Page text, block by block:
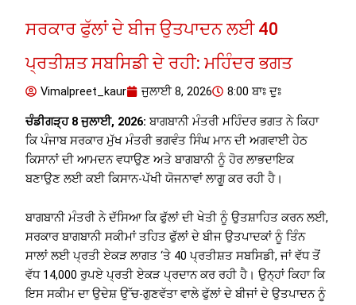
ਸਰਕਾਰ ਫੁੱਲਾਂ ਦੇ ਬੀਜ ਉਤਪਾਦਨ ਲਈ 40
ਪ੍ਰਤੀਸ਼ਤ ਸਬਸਿਡੀ ਦੇ ਰਹੀ: ਮਹਿੰਦਰ ਭਗਤ
Vimalpreet_kaur ਜੁਲਾਈ 8, 2026 8:00 ਬਾਃ ਦੁਃ
ਚੰਡੀਗੜ੍ਹ 8 ਜੁਲਾਈ, 2026: ਬਾਗਬਾਨੀ ਮੰਤਰੀ ਮਹਿੰਦਰ ਭਗਤ ਨੇ ਕਿਹਾ
ਕਿ ਪੰਜਾਬ ਸਰਕਾਰ ਮੁੱਖ ਮੰਤਰੀ ਭਗਵੰਤ ਸਿੰਘ ਮਾਨ ਦੀ ਅਗਵਾਈ ਹੇਠ
ਕਿਸਾਨਾਂ ਦੀ ਆਮਦਨ ਵਧਾਉਣ ਅਤੇ ਬਾਗਬਾਨੀ ਨੂੰ ਹੋਰ ਲਾਭਦਾਇਕ
ਬਣਾਉਣ ਲਈ ਕਈ ਕਿਸਾਨ-ਪੱਖੀ ਯੋਜਨਾਵਾਂ ਲਾਗੂ ਕਰ ਰਹੀ ਹੈ।
ਬਾਗਬਾਨੀ ਮੰਤਰੀ ਨੇ ਦੱਸਿਆ ਕਿ ਫੁੱਲਾਂ ਦੀ ਖੇਤੀ ਨੂੰ ਉਤਸ਼ਾਹਿਤ ਕਰਨ ਲਈ,
ਸਰਕਾਰ ਬਾਗਬਾਨੀ ਸਕੀਮਾਂ ਤਹਿਤ ਫੁੱਲਾਂ ਦੇ ਬੀਜ ਉਤਪਾਦਕਾਂ ਨੂੰ ਤਿੰਨ
ਸਾਲਾਂ ਲਈ ਪ੍ਰਤੀ ਏਕੜ ਲਾਗਤ ‘ਤੇ 40 ਪ੍ਰਤੀਸ਼ਤ ਸਬਸਿਡੀ, ਜਾਂ ਵੱਧ ਤੋਂ
ਵੱਧ 14,000 ਰੁਪਏ ਪ੍ਰਤੀ ਏਕੜ ਪ੍ਰਦਾਨ ਕਰ ਰਹੀ ਹੈ। ਉਨ੍ਹਾਂ ਕਿਹਾ ਕਿ
ਇਸ ਸਕੀਮ ਦਾ ਉਦੇਸ਼ ਉੱਚ-ਗੁਣਵੱਤਾ ਵਾਲੇ ਫੁੱਲਾਂ ਦੇ ਬੀਜਾਂ ਦੇ ਉਤਪਾਦਨ ਨੂੰ